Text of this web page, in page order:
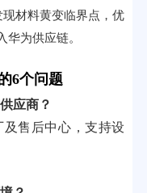
材料黄变临界点，优
为供应链。
6个问题
应商？
售后中心，支持设